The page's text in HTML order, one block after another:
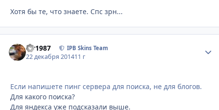
Хотя бы те, что знаете. Спс зрн...
siv1987 IPB Skins Team
22 декабря 201411 г
Если напишете пинг сервера для поиска, не для блогов.
Для какого поиска?
Для яндекса уже подсказали выше.